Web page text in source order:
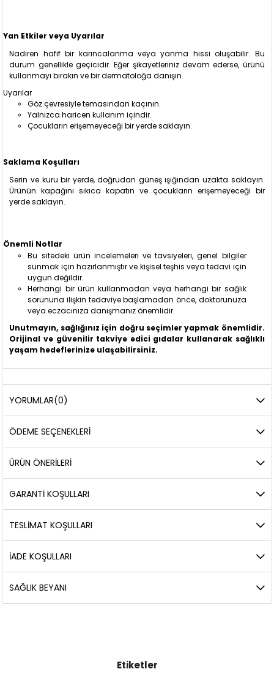
Yan Etkiler veya Uyarılar
Nadiren hafif bir karıncalanma veya yanma hissi oluşabilir. Bu
durum genellikle geçicidir. Eğer şikayetleriniz devam ederse, ürünü
kullanmayı bırakın ve bir dermatoloğa danışın.
Uyarılar
Göz çevresiyle temasından kaçının.
Yalnızca haricen kullanım içindir.
Çocukların erişemeyeceği bir yerde saklayın.
Saklama Koşulları
Serin ve kuru bir yerde, doğrudan güneş ışığından uzakta saklayın.
Ürünün kapağını sıkıca kapatın ve çocukların erişemeyeceği bir
yerde saklayın.
Önemli Notlar
Bu sitedeki ürün incelemeleri ve tavsiyeleri, genel bilgiler
sunmak için hazırlanmıştır ve kişisel teşhis veya tedavi için
uygun değildir.
Herhangi bir ürün kullanmadan veya herhangi bir sağlık
sorununa ilişkin tedaviye başlamadan önce, doktorunuza
veya eczacınıza danışmanız önemlidir.
Unutmayın, sağlığınız için doğru seçimler yapmak önemlidir.
Orijinal ve güvenilir takviye edici gıdalar kullanarak sağlıklı
yaşam hedeflerinize ulaşabilirsiniz.
YORUMLAR(0)
ÖDEME SEÇENEKLERI
ÜRÜN ÖNERILERI
GARANTİ KOŞULLARI
TESLİMAT KOŞULLARI
İADE KOŞULLARI
SAĞLIK BEYANI
Etiketler